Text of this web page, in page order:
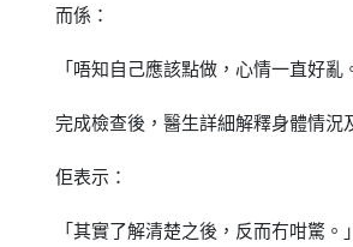
而係：
「唔知自己應該點做，心情一直好亂
完成檢查後，醫生詳細解釋身體情況
佢表示：
「其實了解清楚之後，反而冇咁驚。」